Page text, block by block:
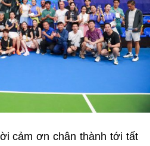
cảm ơn chân thành tới tất